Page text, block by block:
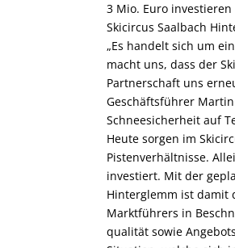
3 Mio. Euro
Skicircus Saalbach
„Es handelt sich um
macht uns, dass der
Partnerschaft uns
Geschäftsführer
Schneesicherheit auf
Heute sorgen im
Pistenverhältnisse.
investiert. Mit der
Hinterglemm ist damit
Marktführers in
qualität sowie